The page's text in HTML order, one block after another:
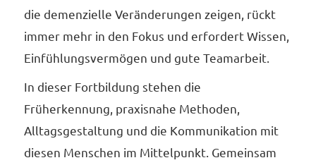
die demenzielle Veränderungen zeigen, rückt
immer mehr in den Fokus und erfordert Wissen,
Einfühlungsvermögen und gute Teamarbeit.
In dieser Fortbildung stehen die
Früherkennung, praxisnahe Methoden,
Alltagsgestaltung und die Kommunikation mit
diesen Menschen im Mittelpunkt. Gemeinsam